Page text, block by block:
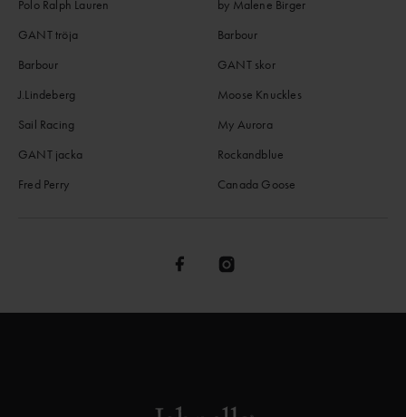
Polo Ralph Lauren
GANT tröja
Barbour
J.Lindeberg
Sail Racing
GANT jacka
Fred Perry
by Malene Birger
Barbour
GANT skor
Moose Knuckles
My Aurora
Rockandblue
Canada Goose